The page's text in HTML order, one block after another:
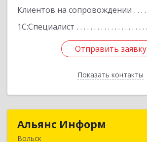
Клиентов на сопровождении
1С:Специалист
Отправить заявку
Показать контакты
Отправить заявку
Назад
Альянс Информ
Вольск